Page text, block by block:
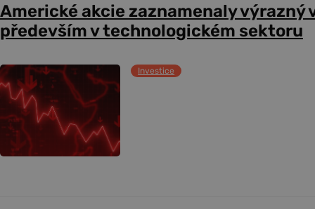
Americké akcie zaznamenaly výrazný
především v technologickém sektoru
Investice